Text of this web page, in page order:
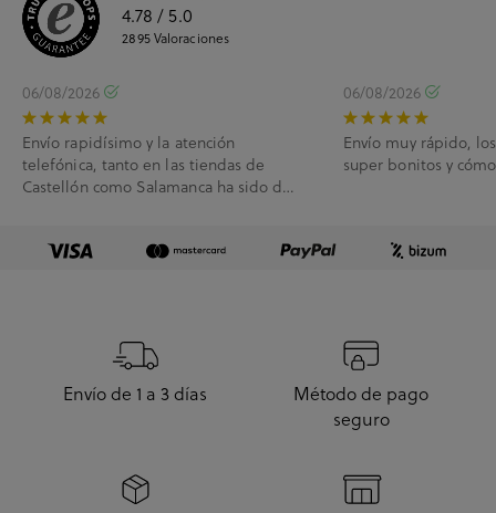
4.78 / 5.0
2895Valoraciones
06/08/2026
Envío rapidísimo y la atención
telefónica, tanto en las tiendas de
Castellón como Salamanca ha sido de
06/08/2026
Envío muy rápido,
super bonitos y
Envío de 1 a 3 días
Método de pago
seguro